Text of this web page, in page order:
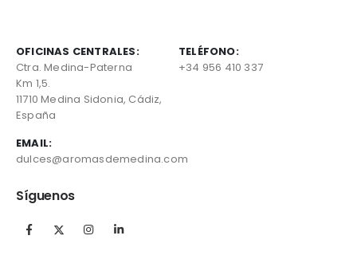
OFICINAS CENTRALES:
Ctra. Medina-Paterna
Km 1,5.
11710 Medina Sidonia, Cádiz,
España
TELÉFONO:
+34 956 410 337
EMAIL:
dulces@aromasdemedina.com
Síguenos